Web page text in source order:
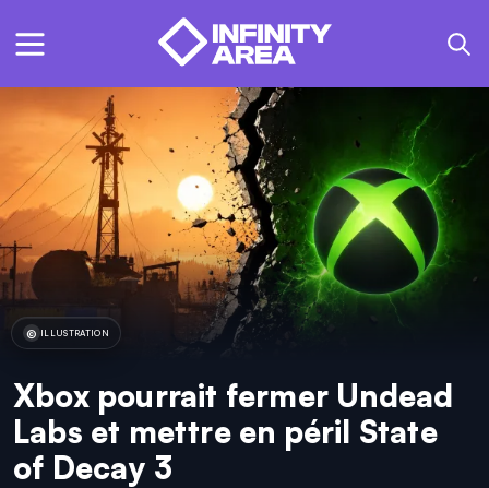
ILLUSTRATION
Xbox pourrait fermer Undead
Labs et mettre en péril State
of Decay 3